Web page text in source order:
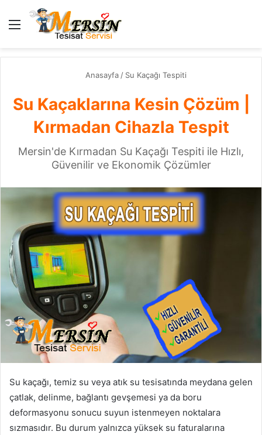
Menü
...
Anasayfa / Su Kaçağı Tespiti
Su Kaçaklarına Kesin Çözüm |
Kırmadan Cihazla Tespit
Mersin'de Kırmadan Su Kaçağı Tespiti ile Hızlı,
Güvenilir ve Ekonomik Çözümler
Su kaçağı, temiz su veya atık su tesisatında meydana gelen
çatlak, delinme, bağlantı gevşemesi ya da boru
deformasyonu sonucu suyun istenmeyen noktalara
sızmasıdır. Bu durum yalnızca yüksek su faturalarına